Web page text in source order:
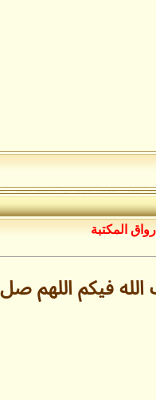
رواق المكتبة
الله فيكم